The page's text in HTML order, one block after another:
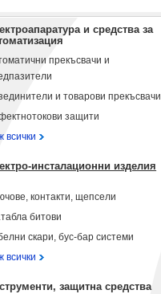
и средства за
прекъсвачи и
и товарови прекъсвачи
защити
всички
инсталационни изделия
контакти, щепсели
битови
скари, бус-бар системи
всички
защитна средства